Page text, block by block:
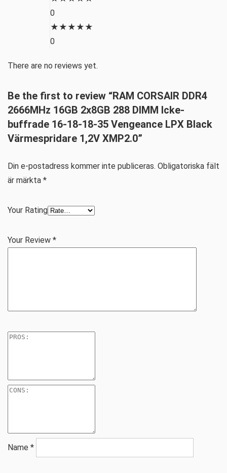
0
★ ★ ★ ★ ★
0
There are no reviews yet.
Be the first to review “RAM CORSAIR DDR4
2666MHz 16GB 2x8GB 288 DIMM Icke-
buffrade 16-18-18-35 Vengeance LPX Black
Värmespridare 1,2V XMP2.0”
Din e-postadress kommer inte publiceras. Obligatoriska fält
är märkta *
Your Rating
Your Review *
Name *